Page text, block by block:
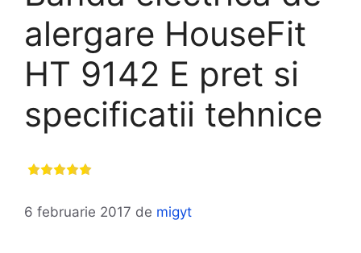
alergare HouseFit
HT 9142 E pret si
specificatii tehnice
6 februarie 2017 de migyt